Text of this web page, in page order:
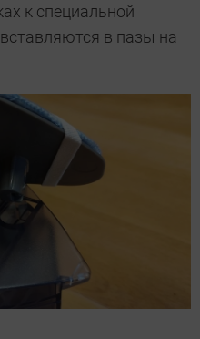
к специальной
в пазы на